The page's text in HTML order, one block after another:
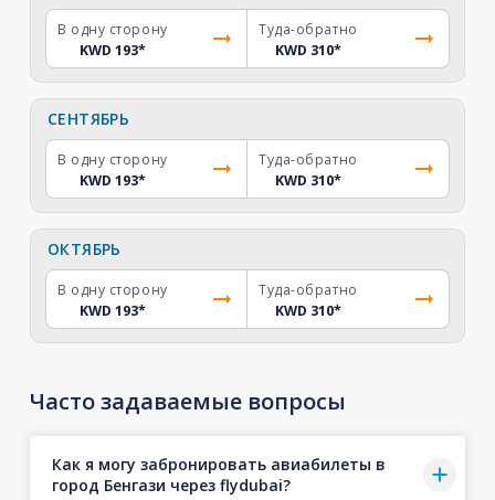
В одну сторону
KWD 193*
Туда-обратно
KWD 310*
СЕНТЯБРЬ
В одну сторону
KWD 193*
Туда-обратно
KWD 310*
ОКТЯБРЬ
В одну сторону
KWD 193*
Туда-обратно
KWD 310*
Часто задаваемые вопросы
Как я могу забронировать авиабилеты в
город Бенгази через flydubai?